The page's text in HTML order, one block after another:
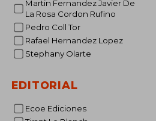
Martin Fernandez Javier De
La Rosa Cordon Rufino
Pedro Coll Tor
Rafael Hernandez Lopez
Stephany Olarte
EDITORIAL
Ecoe Ediciones